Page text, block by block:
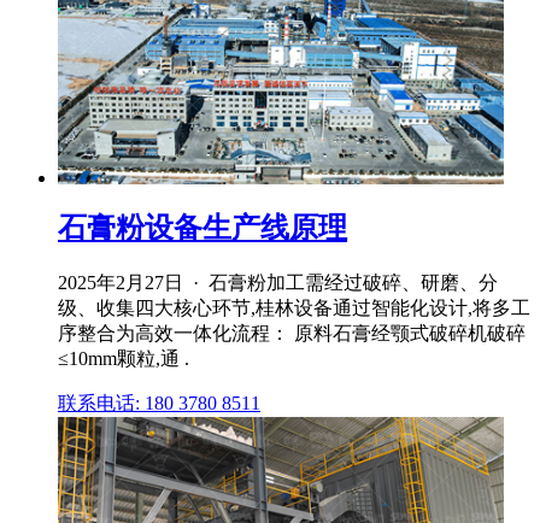
石膏粉设备生产线原理
2025年2月27日 · 石膏粉加工需经过破碎、研磨、分
级、收集四大核心环节,桂林设备通过智能化设计,将多工
序整合为高效一体化流程： 原料石膏经颚式破碎机破碎
≤10mm颗粒,通 .
联系电话: 180 3780 8511